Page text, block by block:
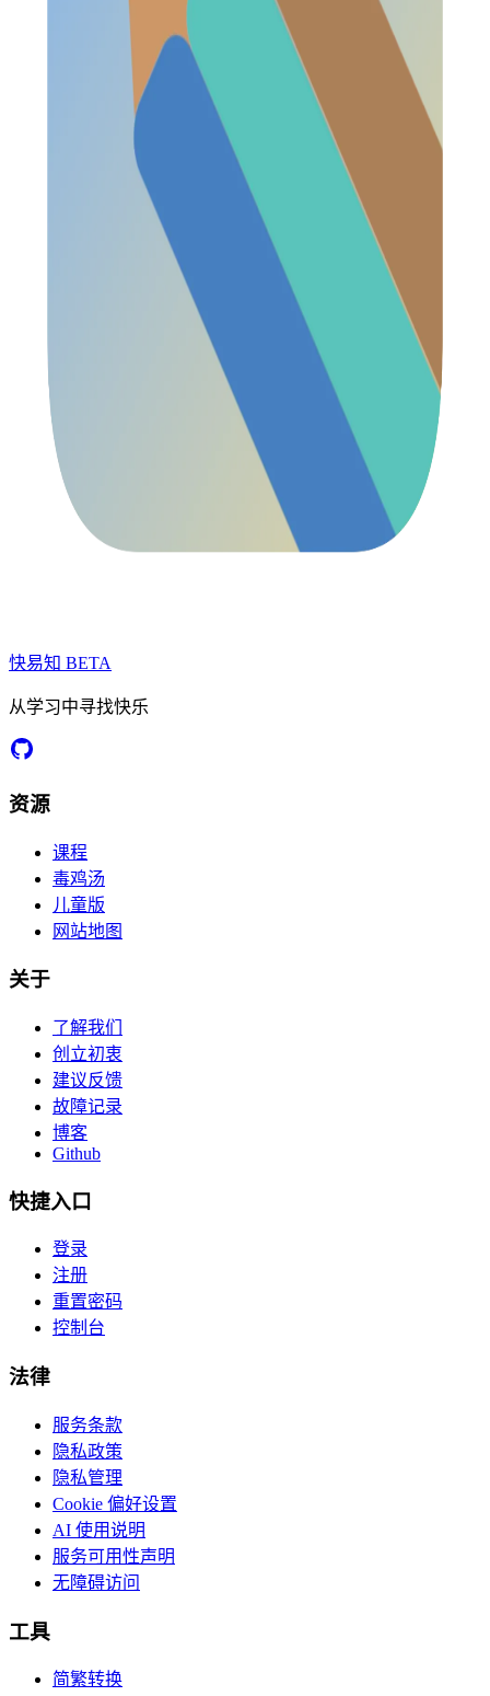
快易知 BETA
从学习中寻找快乐
资源
课程
毒鸡汤
儿童版
网站地图
关于
了解我们
创立初衷
建议反馈
故障记录
博客
Github
快捷入口
登录
注册
重置密码
控制台
法律
服务条款
隐私政策
隐私管理
Cookie 偏好设置
AI 使用说明
服务可用性声明
无障碍访问
工具
简繁转换